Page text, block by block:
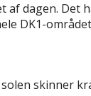
af dagen. Det
DK1-
skinner